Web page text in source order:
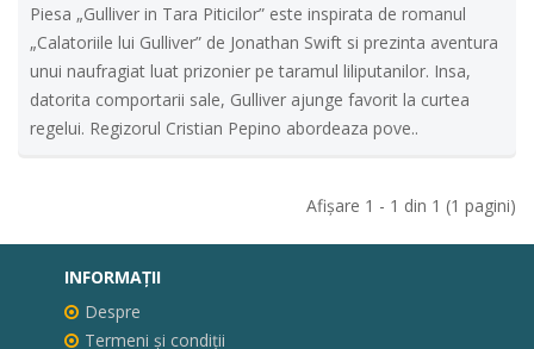
Piesa „Gulliver in Tara Piticilor” este inspirata de romanul
„Calatoriile lui Gulliver” de Jonathan Swift si prezinta aventura
unui naufragiat luat prizonier pe taramul liliputanilor. Insa,
datorita comportarii sale, Gulliver ajunge favorit la curtea
regelui. Regizorul Cristian Pepino abordeaza pove..
Afişare 1 - 1 din 1 (1 pagini)
INFORMAŢII
Despre
Termeni și condiții